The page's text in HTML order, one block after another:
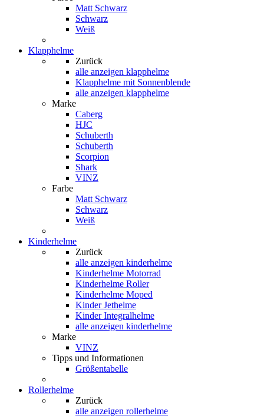
Matt Schwarz
Schwarz
Weiß
Klapphelme
Zurück
alle anzeigen klapphelme
Klapphelme mit Sonnenblende
alle anzeigen klapphelme
Marke
Caberg
HJC
Schuberth
Schuberth
Scorpion
Shark
VINZ
Farbe
Matt Schwarz
Schwarz
Weiß
Kinderhelme
Zurück
alle anzeigen kinderhelme
Kinderhelme Motorrad
Kinderhelme Roller
Kinderhelme Moped
Kinder Jethelme
Kinder Integralhelme
alle anzeigen kinderhelme
Marke
VINZ
Tipps und Informationen
Größentabelle
Rollerhelme
Zurück
alle anzeigen rollerhelme